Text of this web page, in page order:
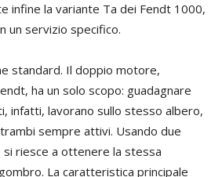
infine la variante Ta dei Fendt 1000,
un servizio specifico.
standard. Il doppio motore,
ha un solo scopo: guadagnare
infatti, lavorano sullo stesso albero,
sempre attivi. Usando due
riesce a ottenere la stessa
La caratteristica principale